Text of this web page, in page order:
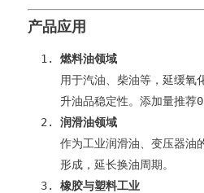
产品应用
燃料油领域
用于汽油、柴油等，延缓氧
升油品稳定性。添加量推荐
润滑油领域
作为工业润滑油、变压器油
形成，延长换油周期。
橡胶与塑料工业